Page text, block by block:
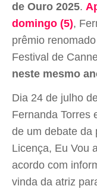
de Ouro 2025.
domingo (5),
prêmio
Festival de
neste mesmo
Dia 24 de julho
Fernanda Torres
de um debate da
Licença, Eu Vou
acordo com
vinda da atriz